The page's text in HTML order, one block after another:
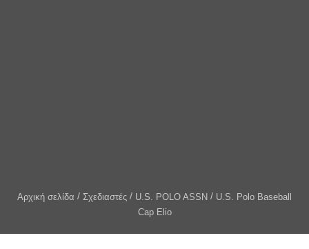
Αρχική σελίδα Σχεδιαστές U.S. POLO ASSN
U.S. Polo Baseball
Cap Elio